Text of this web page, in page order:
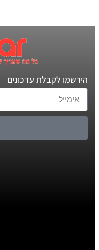
הירשמו לקבלת עדכונים